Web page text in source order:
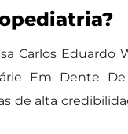
Carlos Eduardo
Em Dente De
de alta